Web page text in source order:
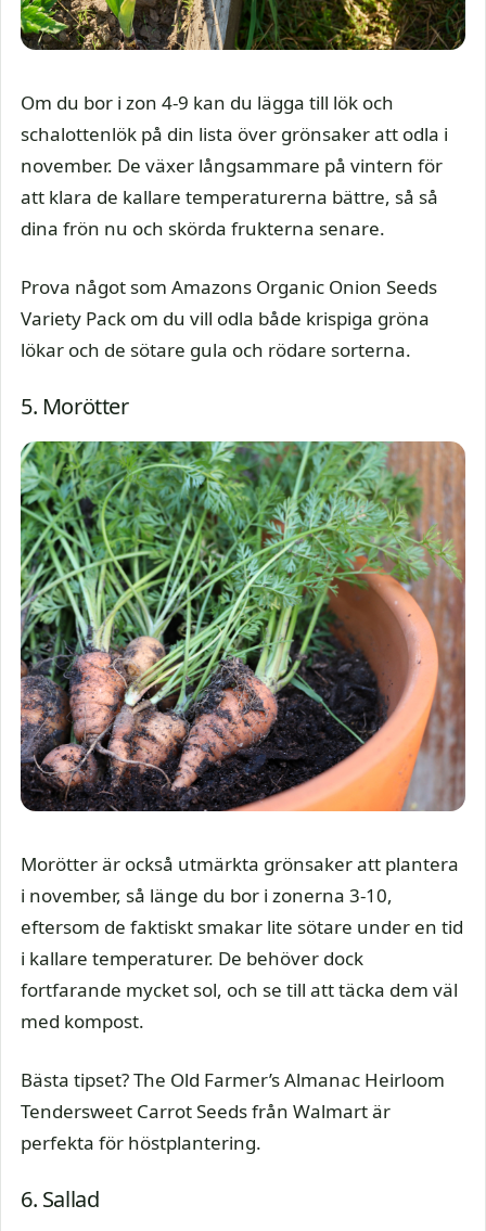
Om du bor i zon 4-9 kan du lägga till lök och
schalottenlök på din lista över grönsaker att odla i
november. De växer långsammare på vintern för
att klara de kallare temperaturerna bättre, så så
dina frön nu och skörda frukterna senare.
Prova något som Amazons Organic Onion Seeds
Variety Pack om du vill odla både krispiga gröna
lökar och de sötare gula och rödare sorterna.
5. Morötter
Morötter är också utmärkta grönsaker att plantera
i november, så länge du bor i zonerna 3-10,
eftersom de faktiskt smakar lite sötare under en tid
i kallare temperaturer. De behöver dock
fortfarande mycket sol, och se till att täcka dem väl
med kompost.
Bästa tipset? The Old Farmer’s Almanac Heirloom
Tendersweet Carrot Seeds från Walmart är
perfekta för höstplantering.
6. Sallad